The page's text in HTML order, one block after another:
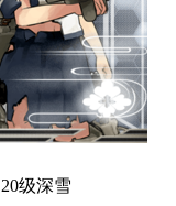
级深雪